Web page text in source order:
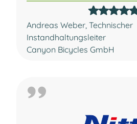
Andreas Weber, Technischer
Instandhaltungsleiter
Canyon Bicycles GmbH